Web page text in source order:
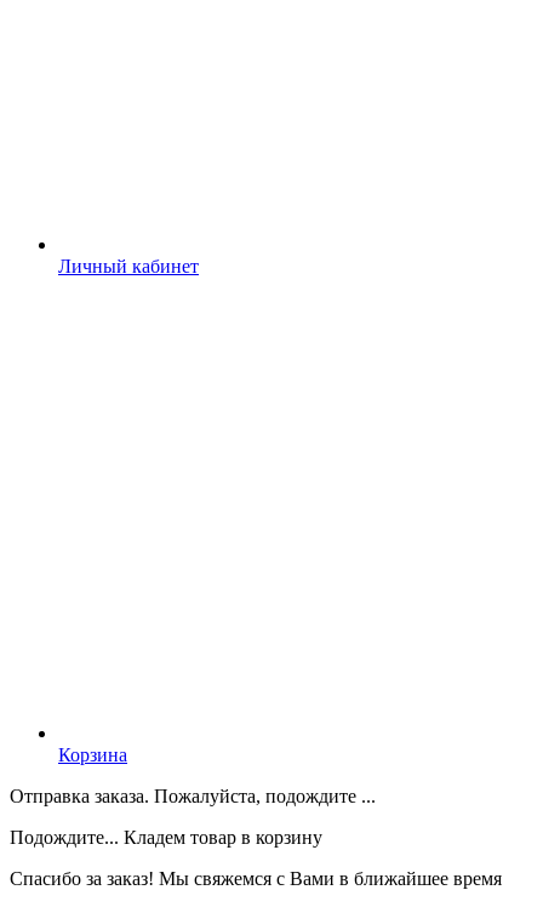
Личный кабинет
Корзина
Отправка заказа. Пожалуйста, подождите ...
Подождите... Кладем товар в корзину
Спасибо за заказ! Мы свяжемся с Вами в ближайшее время